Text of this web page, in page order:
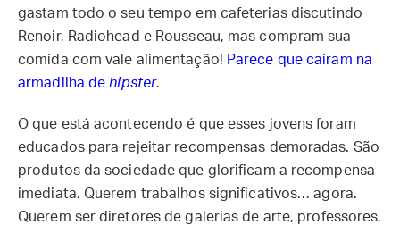
gastam todo o seu tempo em cafeterias discutindo
Renoir, Radiohead e Rousseau, mas compram sua
comida com vale alimentação! Parece que caíram na
armadilha dehipster.
O que está acontecendo é que esses jovens foram
educados para rejeitar recompensas demoradas. São
produtos da sociedade que glorificam a recompensa
imediata. Querem trabalhos significativos… agora.
Querem ser diretores de galerias de arte, professores,